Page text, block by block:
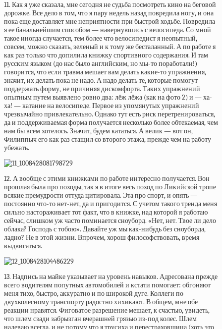
11. Как я уже сказала, мне сегодня не судьба посмотреть кино на беговой
дорожке. Все дело в том, что я пару недель назад повредила ногу, и она
пока еще доставляет мне неприятности при быстрой ходьбе. Повредила
я ее банальнейшим способом — навернувшись с велосипеда. Со мной
такое иногда случается, тем более что велосипедист я неопытный,
совсем, можно сказать, зеленый и к тому же бесталанный. А по работе я
как раз только что допилила книжку спортивного содержания. И там
русским языком (до нас было английским, но мы-то поработали!)
говорится, что если травма мешает вам делать какие-то упражнения,
значит, их делать пока не надо. А надо делать те, которые помогут
поддержать форму, не причиняя дискомфорта. Таких упражнений
опытным путем выявлено ровно два: лёж лёжа (как на фото 2) и — ха-
ха! — катание на велосипеде. Первое из упомянутых упражнений
чрезвычайно привлекательно. Однако тут есть риск перетренироваться,
да и поддерживаемая форма получается несколько более обтекаемая, чем
нам бы всем хотелось. Значит, будем кататься. А велик — вот он,
Филиппыч его как раз стащил со второго этажа, прежде чем на работу
убежать.
12. А вообще с этими книжками по работе интересно получается. Вон
прошлая была про походы, так я в итоге весь поход по Ликийской тропе
всякие премудрости оттуда цитировала. Эта про спорт, и опять —
постоянно что-то нет-нет, да и пригодится. С учетом такого тренда меня
сильно настораживает тот факт, что в книжке, над которой я работаю
сейчас, слишком уж часто поминается сноуборд. «Нет, нет. Твое ли дело
облака? Господь с тобою». Давайте уж мы как-нибудь без сноуборда,
ладно? Не в этой жизни. Впрочем, хорош философствовать, время
выдвигаться.
13. Надпись на майке указывает на уровень навыков. Адресована прежде
всего водителям попутных автомобилей и кстати помогает: обгоняют
меня тихо, быстро, аккуратно и по широкой дуге. Коллеги по
двухколесному транспорту радостно хихикают. В общем, мне обе
реакции нравятся. Фиговатое разрешение мешает, к счастью, увидеть,
что шлем сзади забрызган вчерашней грязью из-под колес. Шлем
надеваю всегда, и не потому что я трусиха и перестраховщица (хоть это